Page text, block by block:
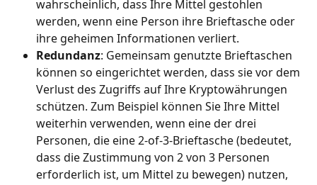
wahrscheinlich, dass Ihre Mittel gestohlen
werden, wenn eine Person ihre Brieftasche oder
ihre geheimen Informationen verliert.
Redundanz: Gemeinsam genutzte Brieftaschen
können so eingerichtet werden, dass sie vor dem
Verlust des Zugriffs auf Ihre Kryptowährungen
schützen. Zum Beispiel können Sie Ihre Mittel
weiterhin verwenden, wenn eine der drei
Personen, die eine 2-of-3-Brieftasche (bedeutet,
dass die Zustimmung von 2 von 3 Personen
erforderlich ist, um Mittel zu bewegen) nutzen,